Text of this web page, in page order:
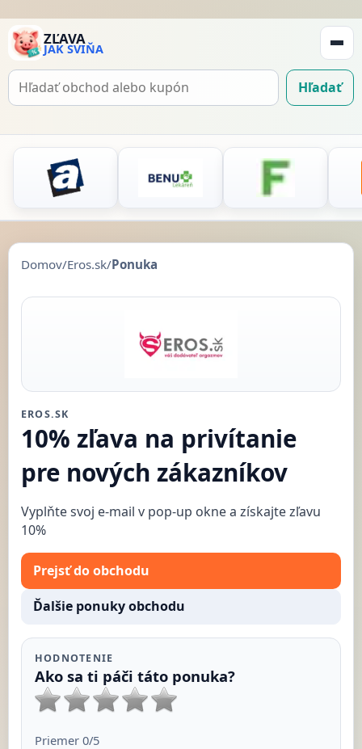
ZĽAVA
JAK SVIŇA
Hľadať
Hľadať
Domov/Eros.sk/Ponuka
EROS.SK
10% zľava na privítanie
pre nových zákazníkov
Vyplňte svoj e-mail v pop-up okne a získajte zľavu
10%
Prejsť do obchodu
Ďalšie ponuky obchodu
HODNOTENIE
Ako sa ti páči táto ponuka?
Priemer 0/5